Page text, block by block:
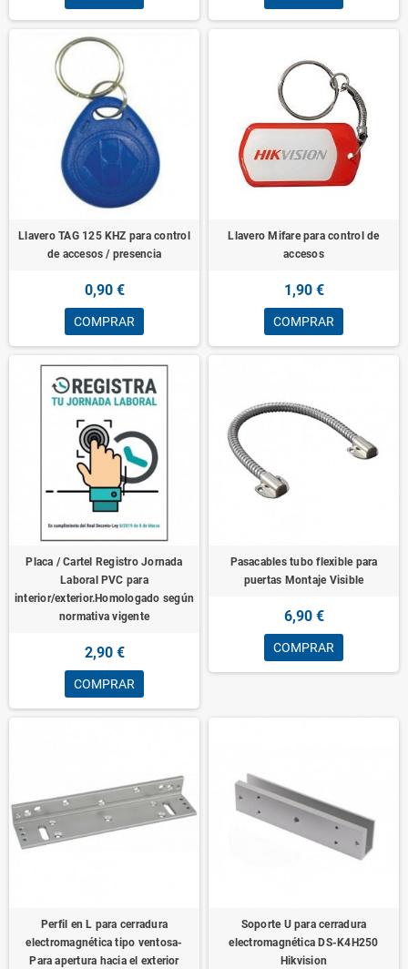
Llavero TAG 125 KHZ para control
de accesos / presencia
0,90 €
COMPRAR
Llavero Mifare para control de
accesos
1,90 €
COMPRAR
Placa / Cartel Registro Jornada
Laboral PVC para
interior/exterior.Homologado según
normativa vigente
2,90 €
COMPRAR
Pasacables tubo flexible para
puertas Montaje Visible
6,90 €
COMPRAR
Perfil en L para cerradura
electromagnética tipo ventosa-
Para apertura hacia el exterior
Soporte U para cerradura
electromagnética DS-K4H250
Hikvision